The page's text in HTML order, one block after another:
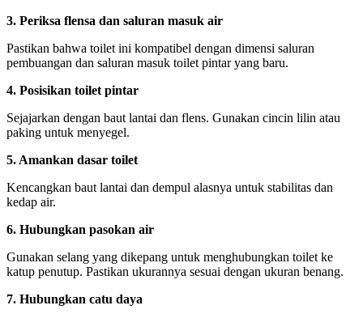
3. Periksa flensa dan saluran masuk air
Pastikan bahwa toilet ini kompatibel dengan dimensi saluran
pembuangan dan saluran masuk toilet pintar yang baru.
4. Posisikan toilet pintar
Sejajarkan dengan baut lantai dan flens. Gunakan cincin lilin atau
paking untuk menyegel.
5. Amankan dasar toilet
Kencangkan baut lantai dan dempul alasnya untuk stabilitas dan
kedap air.
6. Hubungkan pasokan air
Gunakan selang yang dikepang untuk menghubungkan toilet ke
katup penutup. Pastikan ukurannya sesuai dengan ukuran benang.
7. Hubungkan catu daya